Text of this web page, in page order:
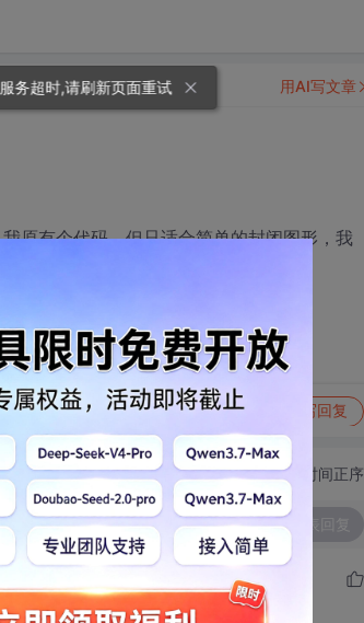
原有个代码，但只适合简单的封闭图形，我
举报 写回复
用AI写文章
切换为时间正序
服务超时,请刷新页面重试